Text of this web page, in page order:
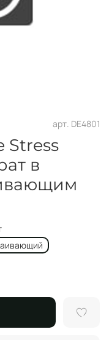
арт. DE4801
Stress
в